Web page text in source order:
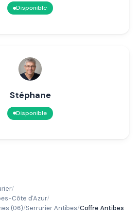
Disponible
Stéphane
Disponible
/
Côte d'Azur/
(06)/Serrurier Antibes/Coffre Antibes